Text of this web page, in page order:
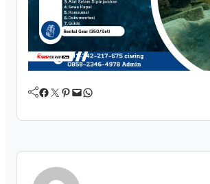
Facebook Twitter Pinterest Mail WhatsApp